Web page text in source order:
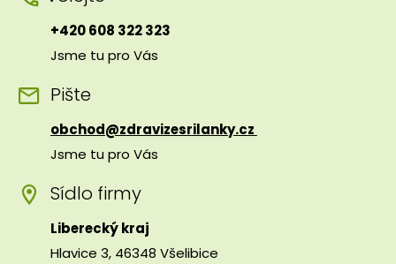
+420 608 322 323
Jsme tu pro Vás
Pište
obchod@zdravizesrilanky.cz
Jsme tu pro Vás
Sídlo firmy
Liberecký kraj
Hlavice 3, 46348 Všelibice